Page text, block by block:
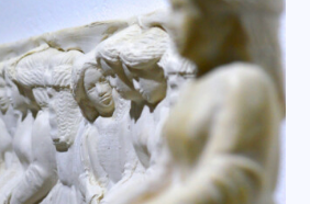
desarrollando proyectos
sus inicios, el artificio
sonoro condiciona sus procesos
racional, una
sustenta el juego y ofrece un
el que desplegar la fantasía.
mecánico se concibe como
a la imagen a través de